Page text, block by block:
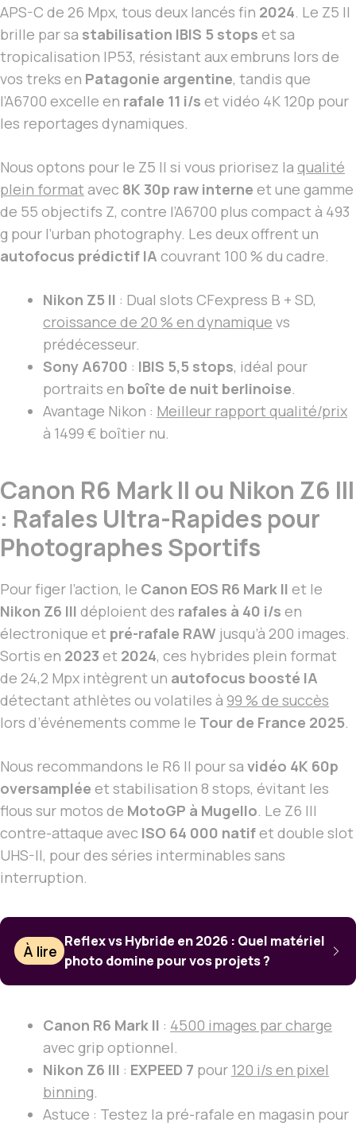
APS-C de 26 Mpx, tous deux lancés fin 2024. Le Z5 II
brille par sa stabilisation IBIS 5 stops et sa
tropicalisation IP53, résistant aux embruns lors de
vos treks en Patagonie argentine, tandis que
l’A6700 excelle en rafale 11 i/s et vidéo 4K 120p pour
les reportages dynamiques.
Nous optons pour le Z5 II si vous priorisez la qualité
plein format avec 8K 30p raw interne et une gamme
de 55 objectifs Z, contre l’A6700 plus compact à 493
g pour l’urban photography. Les deux offrent un
autofocus prédictif IA couvrant 100 % du cadre.
Nikon Z5 II : Dual slots CFexpress B + SD,
croissance de 20 % en dynamique vs
prédécesseur.
Sony A6700 : IBIS 5,5 stops, idéal pour
portraits en boîte de nuit berlinoise.
Avantage Nikon : Meilleur rapport qualité/prix
à 1499 € boîtier nu.
Canon R6 Mark II ou Nikon Z6 III
: Rafales Ultra-Rapides pour
Photographes Sportifs
Pour figer l’action, le Canon EOS R6 Mark II et le
Nikon Z6 III déploient des rafales à 40 i/s en
électronique et pré-rafale RAW jusqu’à 200 images.
Sortis en 2023 et 2024, ces hybrides plein format
de 24,2 Mpx intègrent un autofocus boosté IA
détectant athlètes ou volatiles à 99 % de succès
lors d’événements comme le Tour de France 2025.
Nous recommandons le R6 II pour sa vidéo 4K 60p
oversamplée et stabilisation 8 stops, évitant les
flous sur motos de MotoGP à Mugello. Le Z6 III
contre-attaque avec ISO 64 000 natifet double slot
UHS-II, pour des séries interminables sans
interruption.
À lire
Reflex vs Hybride en 2026 : Quel matériel
photo domine pour vos projets ?
Canon R6 Mark II : 4500 images par charge
avec grip optionnel.
Nikon Z6 III : EXPEED 7 pour 120 i/s en pixel
binning.
Astuce : Testez la pré-rafale en magasin pour